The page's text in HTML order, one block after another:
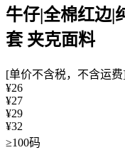
牛仔|全棉红边|
套 夹克面料
[单价不含税，不含运
¥26
¥27
¥29
¥32
≥100码